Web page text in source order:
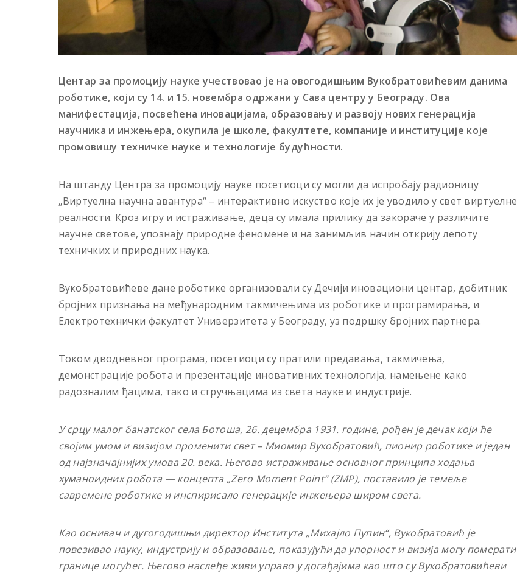
Центар за промоцију науке учествовао је на овогодишњим Вукобратовићевим данима
роботике, који су 14. и 15. новембра одржани у Сава центру у Београду. Ова
манифестација, посвећена иновацијама, образовању и развоју нових генерација
научника и инжењера, окупила је школе, факултете, компаније и институције које
промовишу техничке науке и технологије будућности.
На штанду Центра за промоцију науке посетиоци су могли да испробају радионицу
„Виртуелна научна авантура“ – интерактивно искуство које их је уводило у свет виртуелне
реалности. Кроз игру и истраживање, деца су имала прилику да закораче у различите
научне светове, упознају природне феномене и на занимљив начин открију лепоту
техничких и природних наука.
Вукобратовићеве дане роботике организовали су Дечији иновациони центар, добитник
бројних признања на међународним такмичењима из роботике и програмирања, и
Електротехнички факултет Универзитета у Београду, уз подршку бројних партнера.
Током дводневног програма, посетиоци су пратили предавања, такмичења,
демонстрације робота и презентације иновативних технологија, намењене како
радозналим ђацима, тако и стручњацима из света науке и индустрије.
У срцу малог банатског села Ботоша, 26. децембра 1931. године, рођен је дечак који ће
својим умом и визијом променити свет – Миомир Вукобратовић, пионир роботике и један
од најзначајнијих умова 20. века. Његово истраживање основног принципа ходања
хуманоидних робота — концепта „Zero Moment Point“ (ZMP), поставило је темеље
савремене роботике и инспирисало генерације инжењера широм света.
Као оснивач и дугогодишњи директор Института „Михајло Пупин“, Вукобратовић је
повезивао науку, индустрију и образовање, показујући да упорност и визија могу померати
границе могућег. Његово наслеђе живи управо у догађајима као што су Вукобратовићеви